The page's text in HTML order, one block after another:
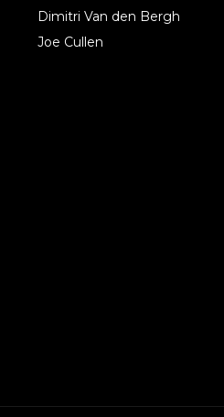
Dimitri Van den Bergh
Joe Cullen